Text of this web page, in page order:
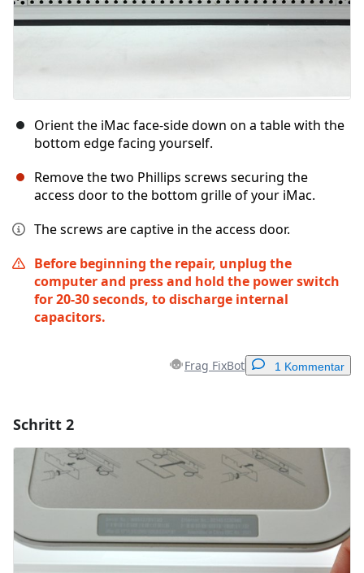
Orient the iMac face-side down on a table with the
bottom edge facing yourself.
Remove the two Phillips screws securing the
access door to the bottom grille of your iMac.
The screws are captive in the access door.
Before beginning the repair, unplug the
computer and press and hold the power switch
for 20-30 seconds, to discharge internal
capacitors.
Frag FixBot 1 Kommentar
Kommentar hinzufügen
Schritt 2